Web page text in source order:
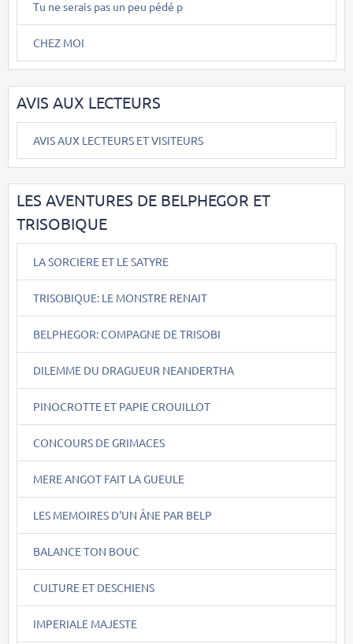
Tu ne serais pas un peu pédé p
CHEZ MOI
AVIS AUX LECTEURS
AVIS AUX LECTEURS ET VISITEURS
LES AVENTURES DE BELPHEGOR ET
TRISOBIQUE
LA SORCIERE ET LE SATYRE
TRISOBIQUE: LE MONSTRE RENAIT
BELPHEGOR: COMPAGNE DE TRISOBI
DILEMME DU DRAGUEUR NEANDERTHA
PINOCROTTE ET PAPIE CROUILLOT
CONCOURS DE GRIMACES
MERE ANGOT FAIT LA GUEULE
LES MEMOIRES D'UN ÂNE PAR BELP
BALANCE TON BOUC
CULTURE ET DESCHIENS
IMPERIALE MAJESTE